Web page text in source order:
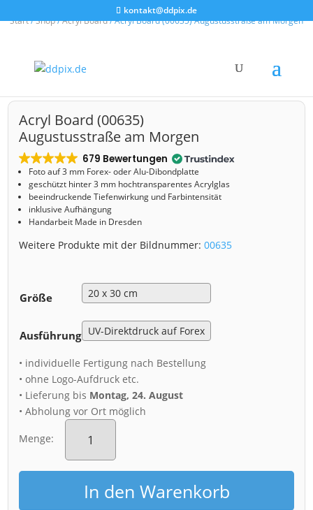
kontakt@ddpix.de
Start/Shop/Acryl Board/ Acryl Board (00635) Augustusstraße am Morgen
Acryl Board (00635)
Augustusstraße am Morgen
679 Bewertungen
Foto auf 3 mm Forex- oder Alu-Dibondplatte
geschützt hinter 3 mm hochtransparentes Acrylglas
beeindruckende Tiefenwirkung und Farbintensität
inklusive Aufhängung
Handarbeit Made in Dresden
Weitere Produkte mit der Bildnummer:00635
Größe
Ausführung
• individuelle Fertigung nach Bestellung
• ohne Logo-Aufdruck etc.
• Lieferung bis Montag, 24. August
• Abholung vor Ort möglich
Menge:
Acryl
Board
Augustusstraße
am
Morgen
MengeIn den Warenkorb